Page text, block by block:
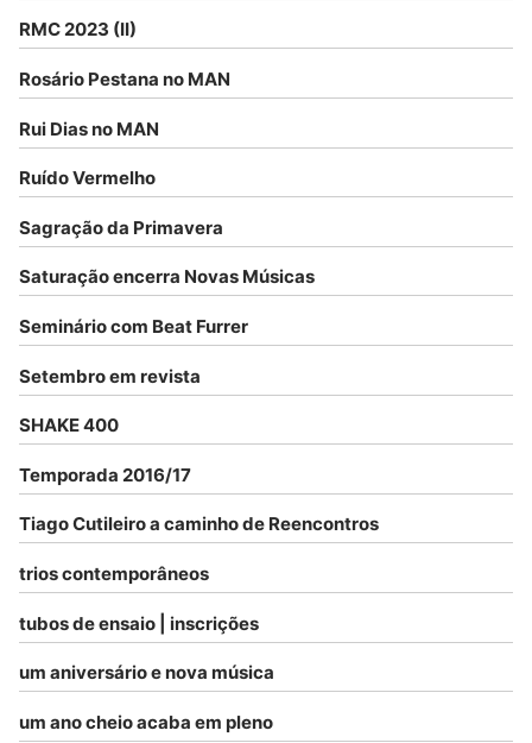
RMC 2023 (II)
Rosário Pestana no MAN
Rui Dias no MAN
Ruído Vermelho
Sagração da Primavera
Saturação encerra Novas Músicas
Seminário com Beat Furrer
Setembro em revista
SHAKE 400
Temporada 2016/17
Tiago Cutileiro a caminho de Reencontros
trios contemporâneos
tubos de ensaio | inscrições
um aniversário e nova música
um ano cheio acaba em pleno